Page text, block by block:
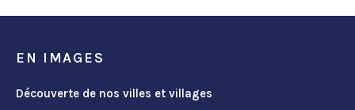
EN IMAGES
Découverte de nos villes et villages